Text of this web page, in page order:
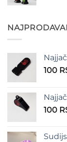
100
100